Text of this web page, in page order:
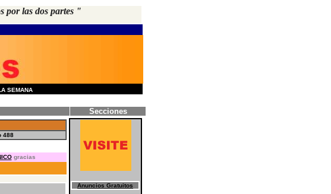
por las dos partes "
SEMANA
Secciones
488
gracias
Anuncios Gratuitos